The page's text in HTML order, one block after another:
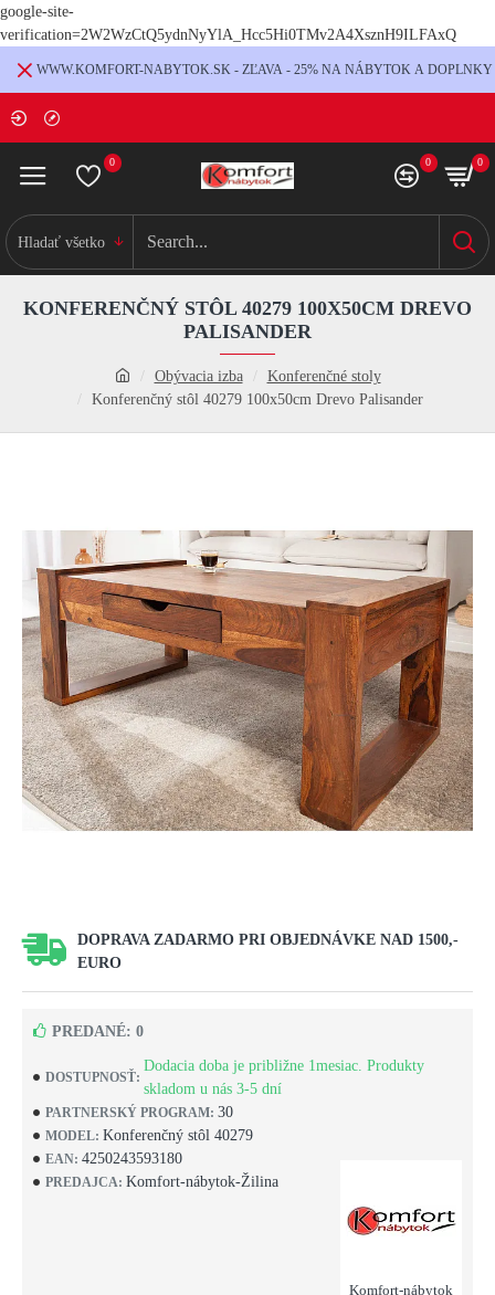
google-site-
verification=2W2WzCtQ5ydnNyYlA_Hcc5Hi0TMv2A4XsznH9ILFAxQ
WWW.KOMFORT-NABYTOK.SK - ZĽAVA - 25% NA NÁBYTOK A DOPLNKY
0 0 0
Hladať všetko
Obývacia izba
Konferenčné stoly
Konferenčný stôl 40279 100x50cm Drevo Palisander
KONFERENČNÝ STÔL 40279 100X50CM DREVO
PALISANDER
DOPRAVA ZADARMO PRI OBJEDNÁVKE NAD 1500,-
EURO
DOSTUPNOSŤ:
Dodacia doba je približne 1mesiac. Produkty
skladom u nás 3-5 dní
PARTNERSKÝ PROGRAM: 30
MODEL: Konferenčný stôl 40279
EAN: 4250243593180
PREDAJCA: Komfort-nábytok-Žilina
Komfort-nábytok
PREDANÉ: 0